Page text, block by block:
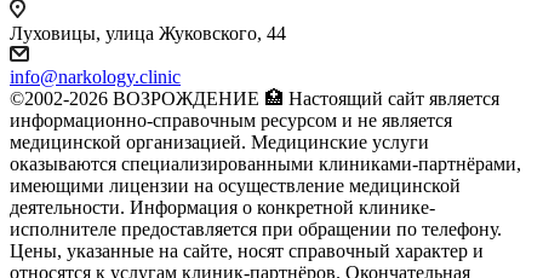
Луховицы, улица Жуковского, 44
info@narkology.clinic
©2002-2026 ВОЗРОЖДЕНИЕ 🏥 Настоящий сайт является
информационно-справочным ресурсом и не является
медицинской организацией. Медицинские услуги
оказываются специализированными клиниками-партнёрами,
имеющими лицензии на осуществление медицинской
деятельности. Информация о конкретной клинике-
исполнителе предоставляется при обращении по телефону.
Цены, указанные на сайте, носят справочный характер и
относятся к услугам клиник-партнёров. Окончательная